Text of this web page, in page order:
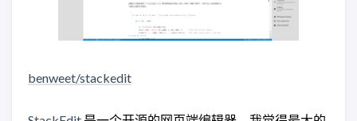
benweet/stackedit